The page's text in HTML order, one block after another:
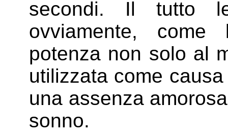
secondi. Il tutto
ovviamente,
potenza non solo al
utilizzata come
una assenza
sonno.